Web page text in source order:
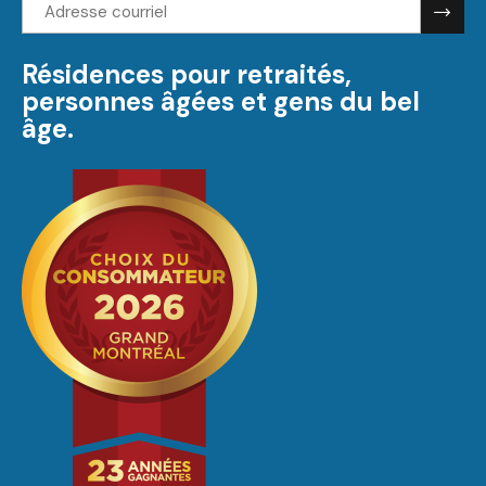
courriel:
Résidences pour retraités,
personnes âgées et gens du bel
âge.